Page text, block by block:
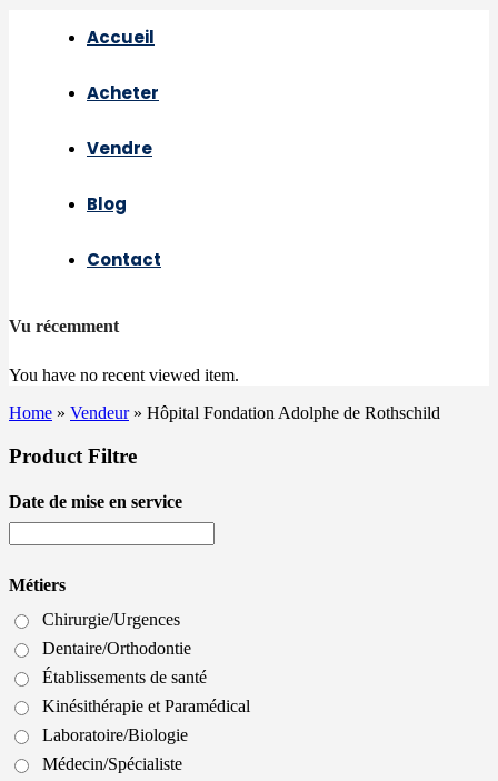
Accueil
Acheter
Vendre
Blog
Contact
Vu récemment
You have no recent viewed item.
Home » Vendeur» Hôpital Fondation Adolphe de Rothschild
Product Filtre
Date de mise en service
Métiers
Chirurgie/Urgences
Dentaire/Orthodontie
Établissements de santé
Kinésithérapie et Paramédical
Laboratoire/Biologie
Médecin/Spécialiste